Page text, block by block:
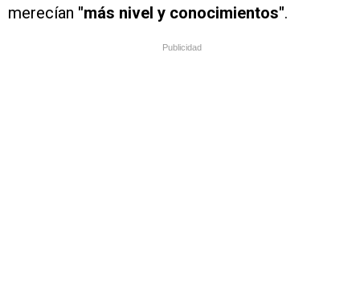
merecían "más nivel y conocimientos".
Publicidad